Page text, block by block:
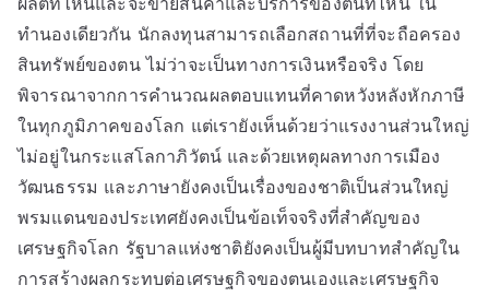
ทำนองเดียวกัน นักลงทุนสามารถเลือกสถานที่ที่จะถือครอง
สินทรัพย์ของตน ไม่ว่าจะเป็นทางการเงินหรือจริง โดย
พิจารณาจากการคำนวณผลตอบแทนที่คาดหวังหลังหักภาษี
ในทุกภูมิภาคของโลก แต่เรายังเห็นด้วยว่าแรงงานส่วนใหญ่
ไม่อยู่ในกระแสโลกาภิวัตน์ และด้วยเหตุผลทางการเมือง
วัฒนธรรม และภาษายังคงเป็นเรื่องของชาติเป็นส่วนใหญ่
พรมแดนของประเทศยังคงเป็นข้อเท็จจริงที่สำคัญของ
เศรษฐกิจโลก รัฐบาลแห่งชาติยังคงเป็นผู้มีบทบาทสำคัญใน
การสร้างผลกระทบต่อเศรษฐกิจของตนเองและเศรษฐกิจ